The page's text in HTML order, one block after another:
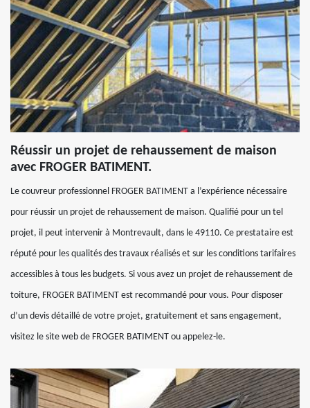
Réussir un projet de rehaussement de maison
avec FROGER BATIMENT.
Le couvreur professionnel FROGER BATIMENT a l’expérience nécessaire
pour réussir un projet de rehaussement de maison. Qualifié pour un tel
projet, il peut intervenir à Montrevault, dans le 49110. Ce prestataire est
réputé pour les qualités des travaux réalisés et sur les conditions tarifaires
accessibles à tous les budgets. Si vous avez un projet de rehaussement de
toiture, FROGER BATIMENT est recommandé pour vous. Pour disposer
d’un devis détaillé de votre projet, gratuitement et sans engagement,
visitez le site web de FROGER BATIMENT ou appelez-le.